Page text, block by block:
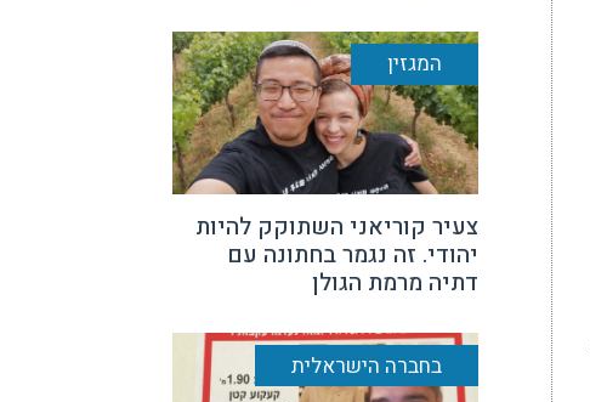
המגזין
צעיר קוריאני השתוקק להיות
יהודי. זה נגמר בחתונה עם
דתיה מרמת הגולן
בחברה הישראלית